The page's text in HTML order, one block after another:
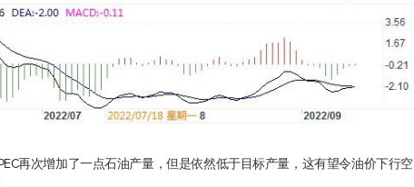
再次增加了一点石油产量，但是依然低于目标产量，这有望令油价下行空